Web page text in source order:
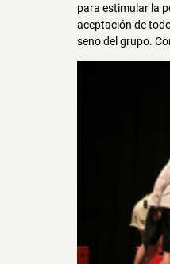
para estimular la
aceptación de
seno del grupo.